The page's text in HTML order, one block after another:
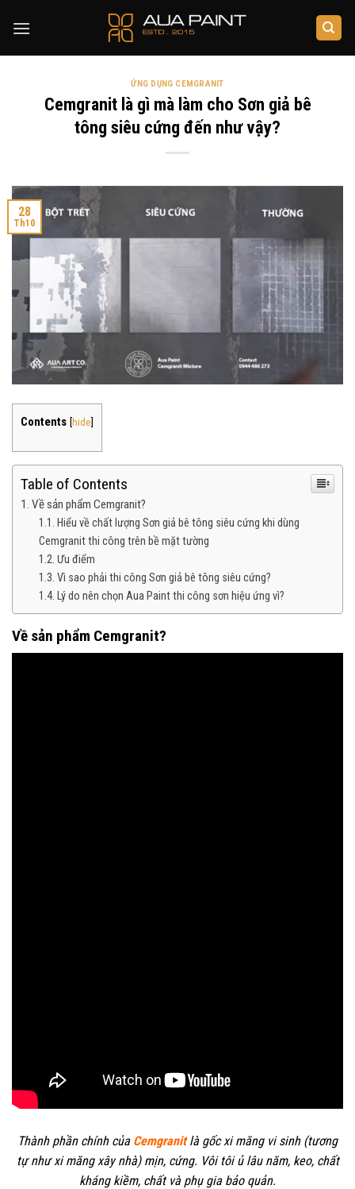
ỨNG DỤNG CEMGRANIT
Cemgranit là gì mà làm cho Sơn giả bê
tông siêu cứng đến như vậy?
28
Th10
Contents [hide]
Table of Contents
Về sản phẩm Cemgranit?
Hiểu về chất lượng Sơn giả bê tông siêu cứng khi dùng
Cemgranit thi công trên bề mặt tường
Ưu điểm
Vì sao phải thi công Sơn giả bê tông siêu cứng?
Lý do nên chọn Aua Paint thi công sơn hiệu ứng vì?
Về sản phẩm Cemgranit?
Thành phần chính của Cemgranitlà gốc xi măng vi sinh (tương
tự như xi măng xây nhà) mịn, cứng. Vôi tôi ủ lâu năm, keo, chất
kháng kiềm, chất và phụ gia bảo quản.